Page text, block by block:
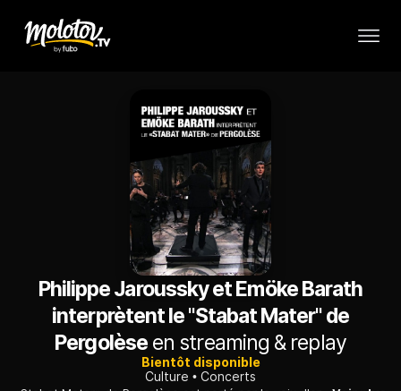
Philippe Jaroussky et Emöke Barath
interprètent le "Stabat Mater" de
Pergolèseen streaming & replay
Bientôt disponible
Culture
Concerts